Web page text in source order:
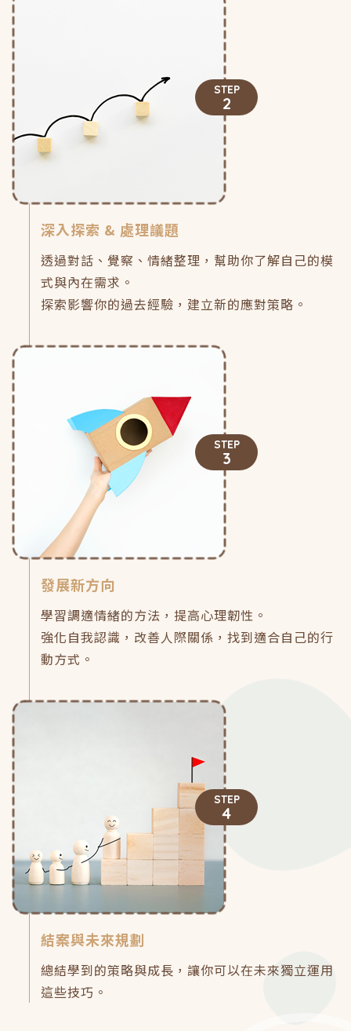
STEP
2
深入探索 & 處理議題
透過對話、覺察、情緒整理，幫助你了解自己的模
式與內在需求。
探索影響你的過去經驗，建立新的應對策略。
STEP
3
發展新方向
學習調適情緒的方法，提高心理韌性。
強化自我認識，改善人際關係，找到適合自己的行
動方式。
STEP
4
結案與未來規劃
總結學到的策略與成長，讓你可以在未來獨立運用
這些技巧。